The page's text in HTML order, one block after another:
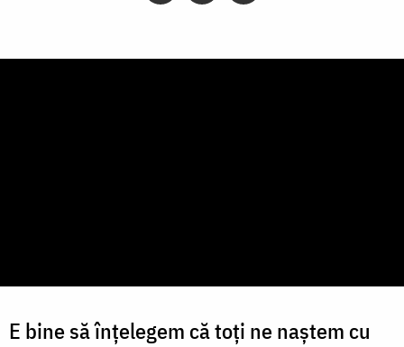
E bine să înțelegem că toți ne naștem cu